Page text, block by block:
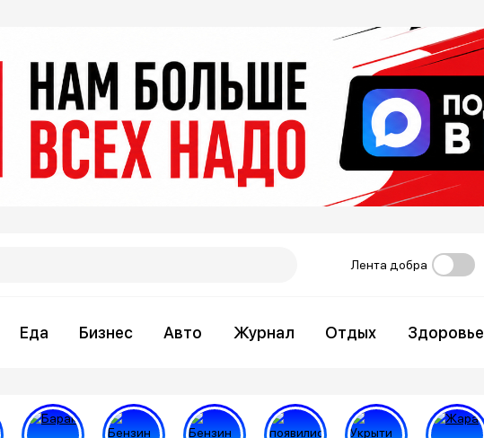
Лента добра
Еда Бизнес Авто Журнал Отдых Здоровье